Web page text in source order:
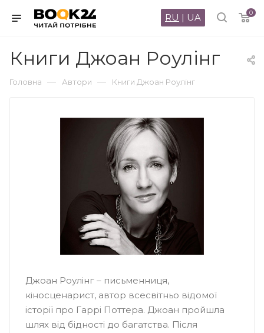
0
RU | UA
Книги Джоан Роулінг
Головна — Автори — Книги Джоан Роулінг
Джоан Роулінг – письменниця,
кіносценарист, автор всесвітньо відомої
історії про Гаррі Поттера. Джоан пройшла
шлях від бідності до багатства. Після